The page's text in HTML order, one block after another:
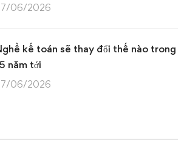
06/2026
kế toán sẽ thay đổi thế nào trong
năm tới
06/2026